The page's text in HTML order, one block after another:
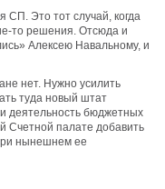
СП. Это тот случай, когда
то решения. Отсюда и
Алексею Навальному, и
нет. Нужно усилить
туда новый штат
деятельность бюджетных
Счетной палате добавить
нынешнем ее